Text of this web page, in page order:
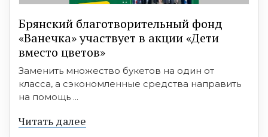
Брянский благотворительный фонд
«Ванечка» участвует в акции «Дети
вместо цветов»
Заменить множество букетов на один от
класса, а сэкономленные средства направить
на помощь ...
Читать далее